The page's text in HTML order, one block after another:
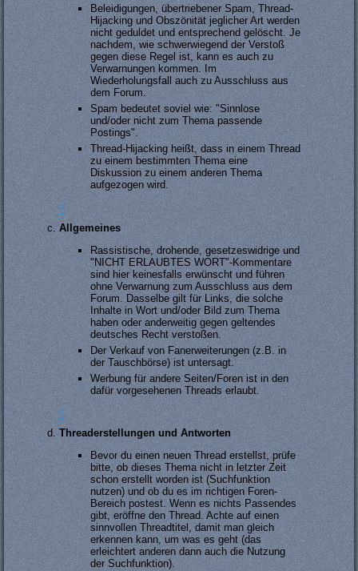
Beleidigungen, übertriebener Spam, Thread-
Hijacking und Obszönität jeglicher Art werden
nicht geduldet und entsprechend gelöscht. Je
nachdem, wie schwerwiegend der Verstoß
gegen diese Regel ist, kann es auch zu
Verwarnungen kommen. Im
Wiederholungsfall auch zu Ausschluss aus
dem Forum.
Spam bedeutet soviel wie: "Sinnlose
und/oder nicht zum Thema passende
Postings".
Thread-Hijacking heißt, dass in einem Thread
zu einem bestimmten Thema eine
Diskussion zu einem anderen Thema
aufgezogen wird.
#
Allgemeines
Rassistische, drohende, gesetzeswidrige und
"NICHT ERLAUBTES WORT"-Kommentare
sind hier keinesfalls erwünscht und führen
ohne Verwarnung zum Ausschluss aus dem
Forum. Dasselbe gilt für Links, die solche
Inhalte in Wort und/oder Bild zum Thema
haben oder anderweitig gegen geltendes
deutsches Recht verstoßen.
Der Verkauf von Fanerweiterungen (z.B. in
der Tauschbörse) ist untersagt.
Werbung für andere Seiten/Foren ist in den
dafür vorgesehenen Threads erlaubt.
#
Threaderstellungen und Antworten
Bevor du einen neuen Thread erstellst, prüfe
bitte, ob dieses Thema nicht in letzter Zeit
schon erstellt worden ist (Suchfunktion
nutzen) und ob du es im richtigen Foren-
Bereich postest. Wenn es nichts Passendes
gibt, eröffne den Thread. Achte auf einen
sinnvollen Threadtitel, damit man gleich
erkennen kann, um was es geht (das
erleichtert anderen dann auch die Nutzung
der Suchfunktion).